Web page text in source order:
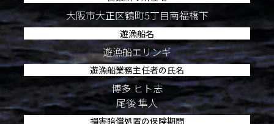
大阪市大正区鶴町5丁目南福橋下
遊漁船名
遊漁船エリンギ
遊漁船業務主任者の氏名
博多 ヒト志
尾後 隼人
損害賠償処置の保険期間